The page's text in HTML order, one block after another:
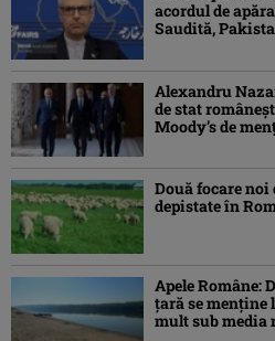
acordul de
Saudită,
Alexandru
de stat
Moody’s de
Două focare
depistate în
Apele Române:
țară se menține
mult sub media